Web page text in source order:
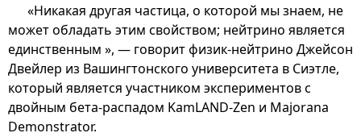
«Никакая другая частица, о которой мы знаем, не
может обладать этим свойством; нейтрино является
единственным », — говорит физик-нейтрино Джейсон
Двейлер из Вашингтонского университета в Сиэтле,
который является участником экспериментов с
двойным бета-распадом KamLAND-Zen и Majorana
Demonstrator.